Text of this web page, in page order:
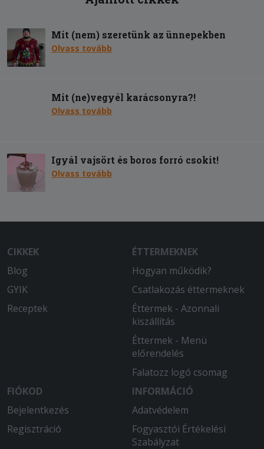
Mit (nem) szeretünk az ünnepekben
Olvass tovább
Mit (ne)vegyél karácsonyra?!
Olvass tovább
Igyál vajsört és boros forró csokit!
Olvass tovább
CIKKEK
Blog
GYIK
Receptek
ÉTTERMEKNEK
Hogyan működik?
Csatlakozás éttermeknek
Éttermek - Azonnali
kiszállítás
Éttermek - Menü
előrendelés
Falatozz logó csomag
FIÓKOD
Bejelentkezés
Regisztráció
INFORMÁCIÓ
Adatvédelem
Fogyasztói Értékelési
Szabályzat